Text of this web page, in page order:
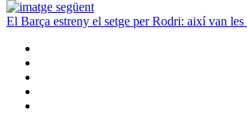
El Barça estreny el setge per Rodri: així van